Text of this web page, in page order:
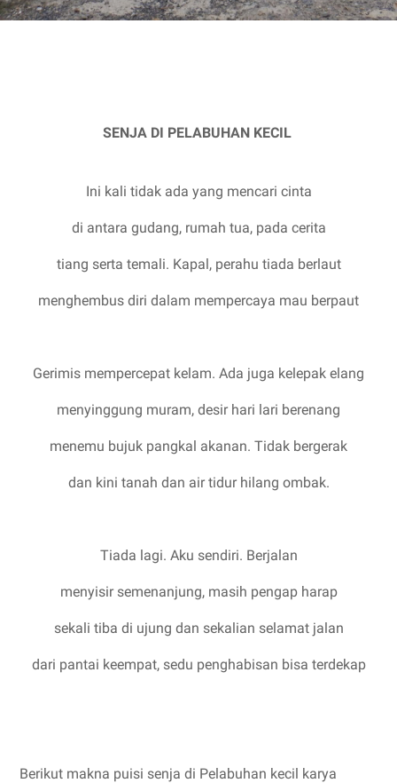
SENJA DI PELABUHAN KECIL
Ini kali tidak ada yang mencari cinta
di antara gudang, rumah tua, pada cerita
tiang serta temali. Kapal, perahu tiada berlaut
menghembus diri dalam mempercaya mau berpaut
Gerimis mempercepat kelam. Ada juga kelepak elang
menyinggung muram, desir hari lari berenang
menemu bujuk pangkal akanan. Tidak bergerak
dan kini tanah dan air tidur hilang ombak.
Tiada lagi. Aku sendiri. Berjalan
menyisir semenanjung, masih pengap harap
sekali tiba di ujung dan sekalian selamat jalan
dari pantai keempat, sedu penghabisan bisa terdekap
Berikut makna puisi senja di Pelabuhan kecil karya